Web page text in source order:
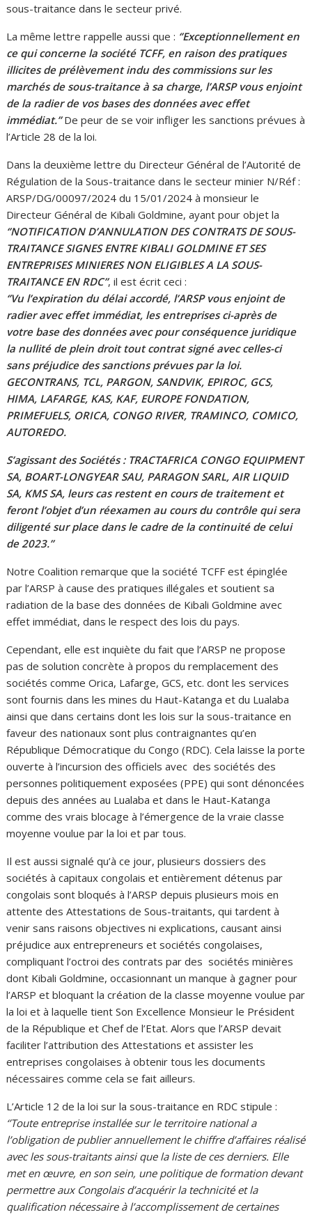
sous-traitance dans le secteur privé.
La même lettre rappelle aussi que : ‘’Exceptionnellement en
ce qui concerne la société TCFF, en raison des pratiques
illicites de prélèvement indu des commissions sur les
marchés de sous-traitance à sa charge, l’ARSP vous enjoint
de la radier de vos bases des données avec effet
immédiat.’’De peur de se voir infliger les sanctions prévues à
l’Article 28 de la loi.
Dans la deuxième lettre du Directeur Général de l’Autorité de
Régulation de la Sous-traitance dans le secteur minier N/Réf :
ARSP/DG/00097/2024 du 15/01/2024 à monsieur le
Directeur Général de Kibali Goldmine, ayant pour objet la
‘’NOTIFICATION D’ANNULATION DES CONTRATS DE SOUS-
TRAITANCE SIGNES ENTRE KIBALI GOLDMINE ET SES
ENTREPRISES MINIERES NON ELIGIBLES A LA SOUS-
TRAITANCE EN RDC’’, il est écrit ceci :
‘’Vu l’expiration du délai accordé, l’ARSP vous enjoint de
radier avec effet immédiat, les entreprises ci-après de
votre base des données avec pour conséquence juridique
la nullité de plein droit tout contrat signé avec celles-ci
sans préjudice des sanctions prévues par la loi.
GECONTRANS, TCL, PARGON, SANDVIK, EPIROC, GCS,
HIMA, LAFARGE, KAS, KAF, EUROPE FONDATION,
PRIMEFUELS, ORICA, CONGO RIVER, TRAMINCO, COMICO,
AUTOREDO.
S’agissant des Sociétés : TRACTAFRICA CONGO EQUIPMENT
SA, BOART-LONGYEAR SAU, PARAGON SARL, AIR LIQUID
SA, KMS SA, leurs cas restent en cours de traitement et
feront l’objet d’un réexamen au cours du contrôle qui sera
diligenté sur place dans le cadre de la continuité de celui
de 2023.’’
Notre Coalition remarque que la société TCFF est épinglée
par l’ARSP à cause des pratiques illégales et soutient sa
radiation de la base des données de Kibali Goldmine avec
effet immédiat, dans le respect des lois du pays.
Cependant, elle est inquiète du fait que l’ARSP ne propose
pas de solution concrète à propos du remplacement des
sociétés comme Orica, Lafarge, GCS, etc. dont les services
sont fournis dans les mines du Haut-Katanga et du Lualaba
ainsi que dans certains dont les lois sur la sous-traitance en
faveur des nationaux sont plus contraignantes qu’en
République Démocratique du Congo (RDC). Cela laisse la porte
ouverte à l’incursion des officiels avec des sociétés des
personnes politiquement exposées (PPE) qui sont dénoncées
depuis des années au Lualaba et dans le Haut-Katanga
comme des vrais blocage à l’émergence de la vraie classe
moyenne voulue par la loi et par tous.
Il est aussi signalé qu’à ce jour, plusieurs dossiers des
sociétés à capitaux congolais et entièrement détenus par
congolais sont bloqués à l’ARSP depuis plusieurs mois en
attente des Attestations de Sous-traitants, qui tardent à
venir sans raisons objectives ni explications, causant ainsi
préjudice aux entrepreneurs et sociétés congolaises,
compliquant l’octroi des contrats par des sociétés minières
dont Kibali Goldmine, occasionnant un manque à gagner pour
l’ARSP et bloquant la création de la classe moyenne voulue par
la loi et à laquelle tient Son Excellence Monsieur le Président
de la République et Chef de l’Etat. Alors que l’ARSP devait
faciliter l’attribution des Attestations et assister les
entreprises congolaises à obtenir tous les documents
nécessaires comme cela se fait ailleurs.
L’Article 12 de la loi sur la sous-traitance en RDC stipule :
‘’Toute entreprise installée sur le territoire national a
l’obligation de publier annuellement le chiffre d’affaires réalisé
avec les sous-traitants ainsi que la liste de ces derniers. Elle
met en œuvre, en son sein, une politique de formation devant
permettre aux Congolais d’acquérir la technicité et la
qualification nécessaire à l’accomplissement de certaines